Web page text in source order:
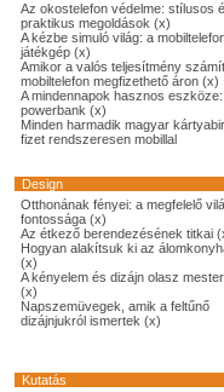
Az okostelefon védelme: stílusos
praktikus megoldások (x)
A kézbe simuló világ: a
játékgép (x)
Amikor a valós teljesítmény
mobiltelefon megfizethető áron (x)
A mindennapok hasznos
powerbank (x)
Minden harmadik magyar
fizet rendszeresen mobillal
Design
Otthonának fényei: a megfelelő
fontossága (x)
Az étkező berendezésének titkai
Hogyan alakítsuk ki az
(x)
A kényelem és dizájn olasz
(x)
Napszemüvegek, amik a feltűnő
dizájnjukról ismertek (x)
Kutatás